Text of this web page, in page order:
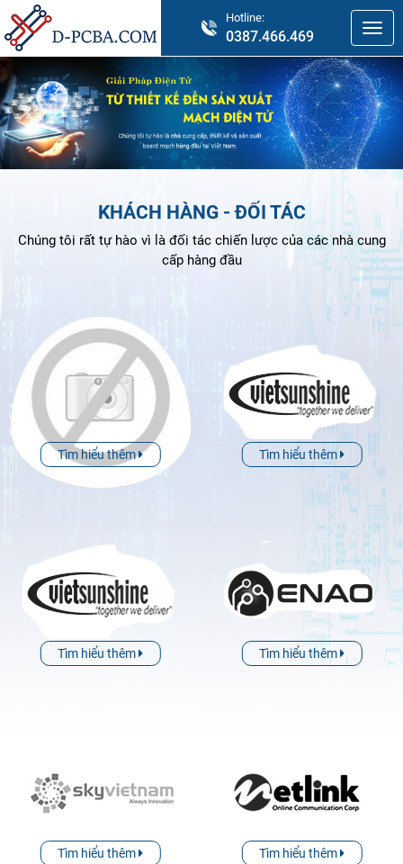
Hotline:
0387.466.469
KHÁCH HÀNG - ĐỐI TÁC
Chúng tôi rất tự hào vì là đối tác chiến lược của các nhà cung
cấp hàng đầu
Tìm hiểu thêm Tìm hiểu thêm
Tìm hiểu thêm Tìm hiểu thêm
Tìm hiểu thêm Tìm hiểu thêm